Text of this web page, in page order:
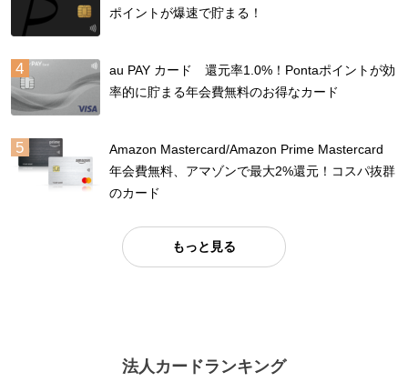
ポイントが爆速で貯まる！
au PAY カード 還元率1.0%！Pontaポイントが効
率的に貯まる年会費無料のお得なカード
Amazon Mastercard/Amazon Prime Mastercard
年会費無料、アマゾンで最大2%還元！コスパ抜群
のカード
もっと見る
法人カードランキング